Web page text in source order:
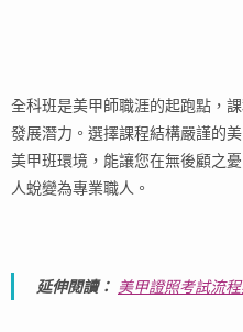
全科班是美甲師職涯的起跑點，
發展潛力。選擇課程結構嚴謹的
美甲班環境，能讓您在無後顧之
人蛻變為專業職人。
延伸閱讀： 美甲證照考試流